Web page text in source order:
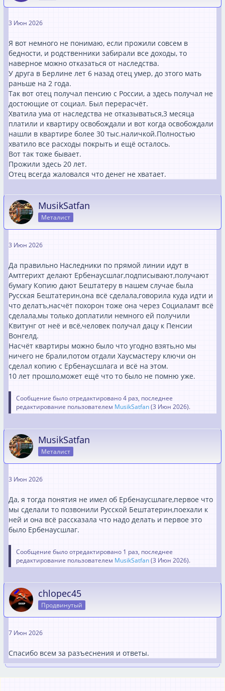
3 Июн 2026
Я вот немного не понимаю, если прожили совсем в
бедности, и родственники забирали все доходы, то
наверное можно отказаться от наследства.
У друга в Берлине лет 6 назад отец умер, до зтого мать
раньше на 2 года.
Так вот отец получал пенсию с России, а здесь получал не
достоющие от социал. Был перерасчёт.
Хватила ума от наследства не отказываться,3 месяца
платили и квартиру освобождали и вот когда освобождали
нашли в квартире более 30 тыс.наличкой.Полностью
хватило все расходы покрыть и ещё осталось.
Вот так тоже бывает.
Прожили здесь 20 лет.
Отец всегда жаловался что денег не хватает.
MusikSatfan
Металист
3 Июн 2026
Да правильно Наследники по прямой линии идут в
Амтгерихт делают Ербенаусшлаг,подписывают,получают
бумагу Копию дают Бештатеру в нашем случае была
Русская Бештатерин,она всё сделала,говорила куда идти и
что делатъ,насчёт похорон тоже она через Социаламт всё
сделала,мы только доплатили немного ей получили
Квитунг от неё и всё,человек получал дацу к Пенсии
Вонгелд.
Насчёт квартиры можно было что угодно взять,но мы
ничего не брали,потом отдали Хаусмастеру ключи он
сделал копию с Ербенаусшлага и всё на этом.
10 лет прошло,может ещё что то было не помню уже.
Сообщение было отредактировано 4 раз, последнее
редактирование пользователем MusikSatfan(3 Июн 2026).
MusikSatfan
Металист
3 Июн 2026
Да, я тогда понятия не имел об Ербенаусшлаге,первое что
мы сделали то позвонили Русской Бештатерин,поехали к
ней и она всё рассказала что надо делать и первое это
было Ербенаусшлаг.
Сообщение было отредактировано 1 раз, последнее
редактирование пользователем MusikSatfan(3 Июн 2026).
chlopec45
Продвинутый
7 Июн 2026
Спасибо всем за разъеснения и ответы.